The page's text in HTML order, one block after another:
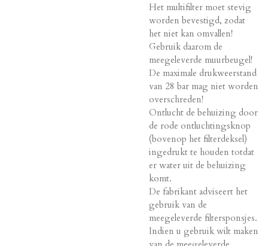
Het multifilter moet stevig
worden bevestigd, zodat
het niet kan omvallen!
Gebruik daarom de
meegeleverde muurbeugel!
De maximale drukweerstand
van 28 bar mag niet worden
overschreden!
Ontlucht de behuizing door
de rode ontluchtingsknop
(bovenop het filterdeksel)
ingedrukt te houden totdat
er water uit de behuizing
komt.
De fabrikant adviseert het
gebruik van de
meegeleverde filtersponsjes.
Indien u gebruik wilt maken